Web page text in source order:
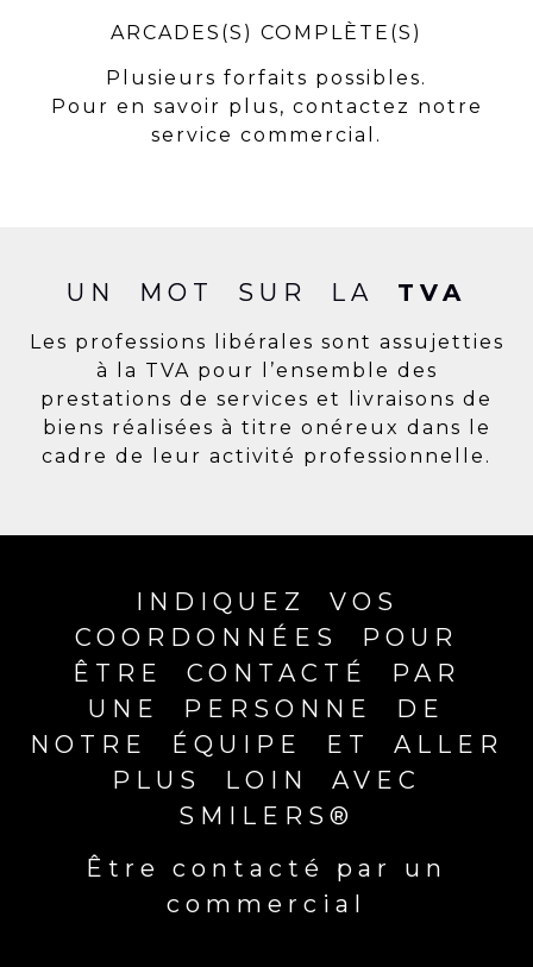
ARCADES(S) COMPLÈTE(S)
Plusieurs forfaits possibles.
Pour en savoir plus, contactez notre
service commercial.
UN MOT SUR LA TVA
Les professions libérales sont assujetties
à la TVA pour l’ensemble des
prestations de services et livraisons de
biens réalisées à titre onéreux dans le
cadre de leur activité professionnelle.
INDIQUEZ VOS
COORDONNÉES POUR
ÊTRE CONTACTÉ PAR
UNE PERSONNE DE
NOTRE ÉQUIPE ET ALLER
PLUS LOIN AVEC
SMILERS®
Être contacté par un
commercial